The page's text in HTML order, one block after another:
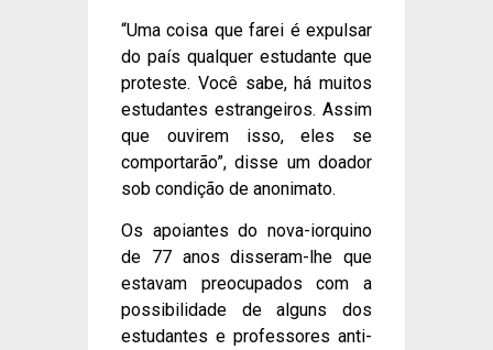
“Uma coisa que farei é expulsar
do país qualquer estudante que
proteste. Você sabe, há muitos
estudantes estrangeiros. Assim
que ouvirem isso, eles se
comportarão”, disse um doador
sob condição de anonimato.
Os apoiantes do nova-iorquino
de 77 anos disseram-lhe que
estavam preocupados com a
possibilidade de alguns dos
estudantes e professores anti-